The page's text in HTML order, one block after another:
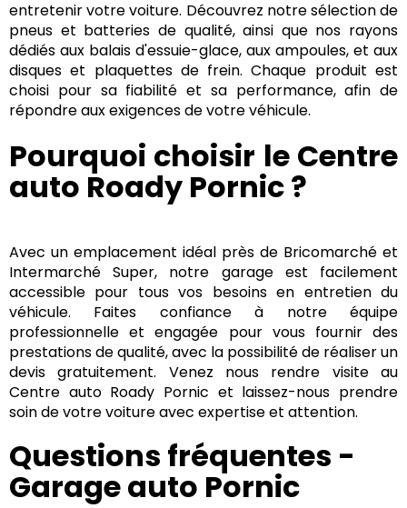
entretenir votre voiture. Découvrez notre sélection de
pneus et batteries de qualité, ainsi que nos rayons
dédiés aux balais d'essuie-glace, aux ampoules, et aux
disques et plaquettes de frein. Chaque produit est
choisi pour sa fiabilité et sa performance, afin de
répondre aux exigences de votre véhicule.
Pourquoi choisir le Centre
auto Roady Pornic ?
Avec un emplacement idéal près de Bricomarché et
Intermarché Super, notre garage est facilement
accessible pour tous vos besoins en entretien du
véhicule. Faites confiance à notre équipe
professionnelle et engagée pour vous fournir des
prestations de qualité, avec la possibilité de réaliser un
devis gratuitement. Venez nous rendre visite au
Centre auto Roady Pornic et laissez-nous prendre
soin de votre voiture avec expertise et attention.
Questions fréquentes -
Garage auto Pornic